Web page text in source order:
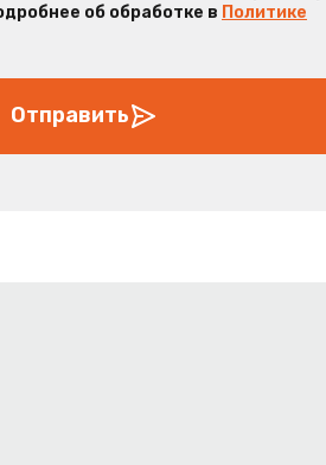
об обработке в Политике
Отправить